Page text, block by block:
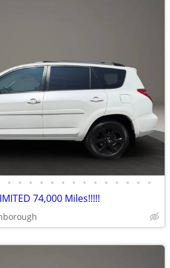
• • • • • • • • • • • • • •
74,000 Miles!!!!!